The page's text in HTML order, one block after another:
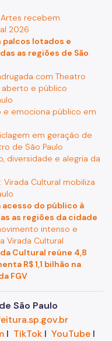
Artes recebem
2026
lotados e
as regiões de São
com Theatro
aberto e público
e emociona público em
em geração de
de São Paulo
diversidade e alegria da
Cultural mobiliza
do público à
as regiões da cidade
intenso e
Virada Cultural
Cultural reúne 4,8
R$ 1,1 bilhão na
FGV
São Paulo
I TikTokI YouTubeI